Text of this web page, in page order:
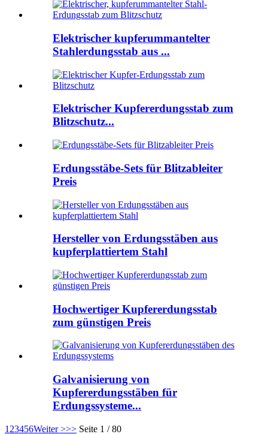
Elektrischer kupferummantelter
Stahlerdungsstab aus ...
Elektrischer Kupfererdungsstab zum
Blitzschutz...
Erdungsstäbe-Sets für Blitzableiter
Preis
Hersteller von Erdungsstäben aus
kupferplattiertem Stahl
Hochwertiger Kupfererdungsstab
zum günstigen Preis
Galvanisierung von
Kupfererdungsstäben für
Erdungssysteme...
1 23456Weiter >>> Seite 1 / 80